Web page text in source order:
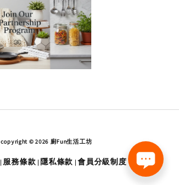
copyright © 2026 廚Fun生活工坊
| 服務條款 | 隱私條款 |會員分級制度